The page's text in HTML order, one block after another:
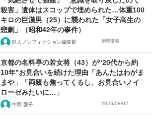
殺害」遺体はスコップで埋められた…体重100
キロの巨漢男（25）に襲われた「女子高生の
悲劇」（昭和42年の事件）
鉄人ノンフィクション編集部 8時間前
京都の名料亭の若女将（43）が“20代から約
10年”お見合いを続けた理由「あんたはわがま
まや」「両親も焦ってくるし、お見合いノイ
ローゼみたいに…」
中岡 愛子 2026/08/02